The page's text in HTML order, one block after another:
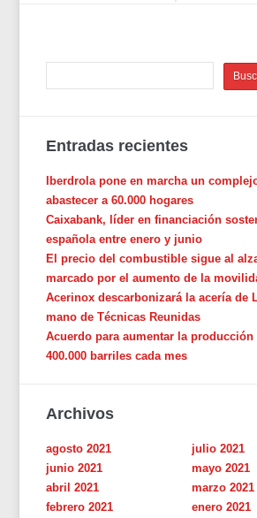
Entradas recientes
Iberdrola pone en marcha un
abastecer a 60.000 hogares
Caixabank, líder en financiación
española entre enero y junio
El precio del combustible sigue al
marcado por el aumento de la
Acerinox descarbonizará la acería de
mano de Técnicas Reunidas
Acuerdo para aumentar la producción
400.000 barriles cada mes
Archivos
agosto 2021
julio 2021
junio 2021
mayo 2021
abril 2021
marzo 2021
febrero 2021
enero 2021